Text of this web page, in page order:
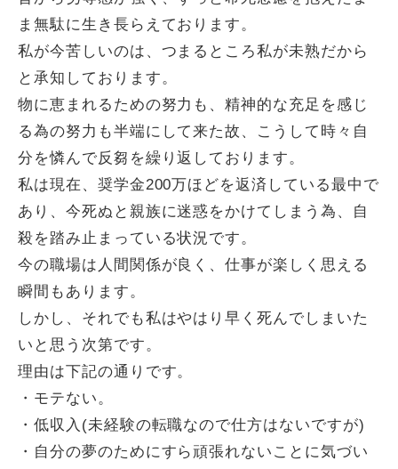
ま無駄に生き長らえております。
私が今苦しいのは、つまるところ私が未熟だから
と承知しております。
物に恵まれるための努力も、精神的な充足を感じ
る為の努力も半端にして来た故、こうして時々自
分を憐んで反芻を繰り返しております。
私は現在、奨学金200万ほどを返済している最中で
あり、今死ぬと親族に迷惑をかけてしまう為、自
殺を踏み止まっている状況です。
今の職場は人間関係が良く、仕事が楽しく思える
瞬間もあります。
しかし、それでも私はやはり早く死んでしまいた
いと思う次第です。
理由は下記の通りです。
・モテない。
・低収入(未経験の転職なので仕方はないですが)
・自分の夢のためにすら頑張れないことに気づい